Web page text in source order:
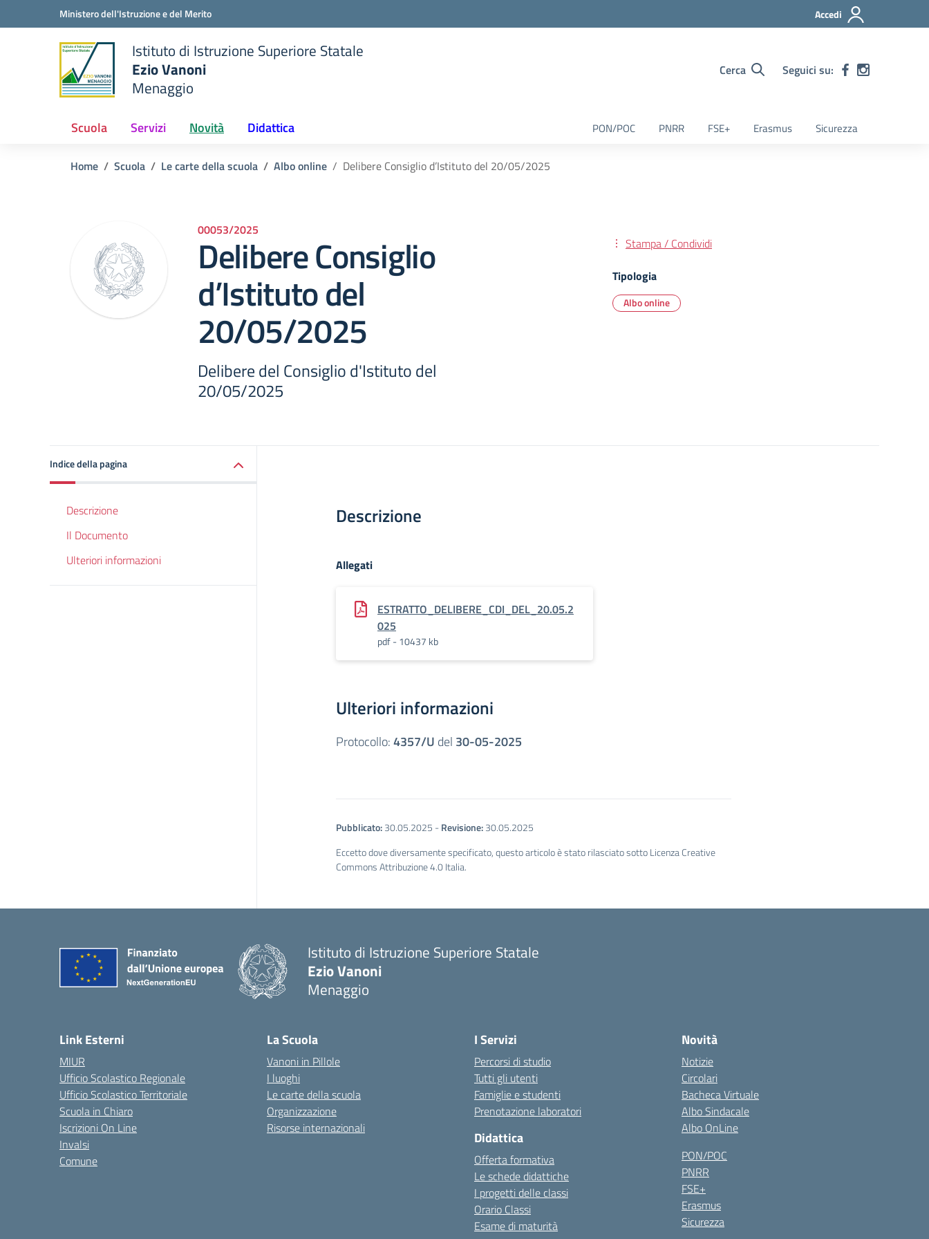
Vai ai contenuti
Vai al menu di navigazioneMinistero dell'Istruzione e del Merito Accedi
scuola
Istituto di Istruzione Superiore Statale
Ezio Vanoni
Menaggio
Cerca Seguici su:
Scuola Servizi Novità Didattica PON/POC PNRR FSE+ Erasmus Sicurezza
Home Scuola Le carte della scuola Albo online Delibere Consiglio d’Istituto del 20/05/2025
00053/2025
Delibere Consiglio
d’Istituto del
20/05/2025
Delibere del Consiglio d'Istituto del
20/05/2025
Stampa / Condividi
Tipologia
Albo online
Indice della pagina
Descrizione
Il Documento
Ulteriori informazioni
Descrizione
Allegati
ESTRATTO_DELIBERE_CDI_DEL_20.05.2
025
pdf - 10437 kb
Ulteriori informazioni
Protocollo:4357/U del 30-05-2025
Pubblicato:30.05.2025 -Revisione:30.05.2025
Eccetto dove diversamente specificato, questo articolo è stato rilasciato sotto Licenza Creative
Commons Attribuzione 4.0 Italia.
Istituto di Istruzione Superiore Statale
Ezio Vanoni
Menaggio
Link Esterni
MIUR
Ufficio Scolastico Regionale
Ufficio Scolastico Territoriale
Scuola in Chiaro
Iscrizioni On Line
Invalsi
Comune
La Scuola
Vanoni in Pillole
I luoghi
Le carte della scuola
Organizzazione
Risorse internazionali
I Servizi
Percorsi di studio
Tutti gli utenti
Famiglie e studenti
Prenotazione laboratori
Didattica
Offerta formativa
Le schede didattiche
I progetti delle classi
Orario Classi
Esame di maturità
Novità
Notizie
Circolari
Bacheca Virtuale
Albo Sindacale
Albo OnLine
PON/POC
PNRR
FSE+
Erasmus
Sicurezza